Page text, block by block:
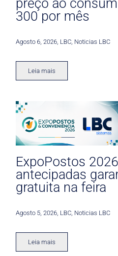
preço ao
300 por mês
Agosto 6, 2026 LBC Noticias LBC
Leia mais
ExpoPostos
antecipadas
gratuita na feira
Agosto 5, 2026 LBC Noticias LBC
Leia mais